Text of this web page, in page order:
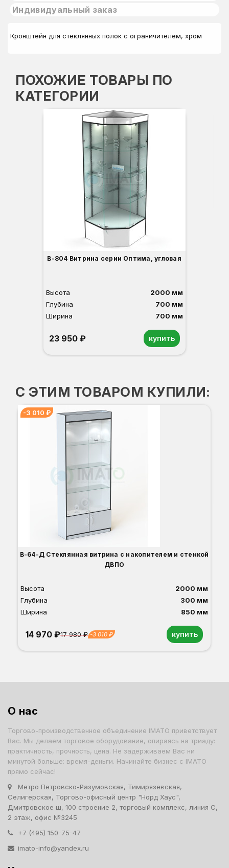
Индивидуальный заказ
Кронштейн для стеклянных полок с ограничителем, хром
ПОХОЖИЕ ТОВАРЫ ПО
КАТЕГОРИИ
В-804 Витрина серии Оптима, угловая
Высота
2000 мм
Глубина
700 мм
Ширина
700 мм
23 950 ₽ купить
С ЭТИМ ТОВАРОМ КУПИЛИ:
-3 010 ₽
В-64-Д Стеклянная витрина с накопителем и стенкой
ДВПО
Высота
2000 мм
Глубина
300 мм
Ширина
850 мм
14 970 ₽17 980 ₽ -3 010 ₽ купить
О нас
Торгово-производственное объединение IMATO приветствует
Вас. Мы делаем торговое оборудование, опираясь на триаду:
практичность, прочность, цена. Не задерживаем Вас ни
минутой больше: время-деньги. Начинайте бизнес с IMATO
прямо сейчас!
Метро Петровско-Разумовская, Тимирязевская,
Селигерская, Торгово-офисный центр "Норд Хаус",
Дмитровское ш, 100 строение 2, торговый комплекс, линия С,
2 этаж, офис №3245
+7 (495) 150-75-47
imato-info@yandex.ru